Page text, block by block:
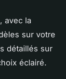
avec la
sur votre
détaillés sur
éclairé.